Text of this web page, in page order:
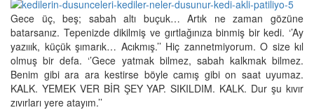
Gece üç, beş; sabah altı buçuk… Artık ne zaman gözüne
batarsanız. Tepenizde dikilmiş ve gırtlağınıza binmiş bir kedi. ‘’Ay
yazııık, küçük şımarık… Acıkmış.’’ Hiç zannetmiyorum. O size kıl
olmuş bir defa. ‘’Gece yatmak bilmez, sabah kalkmak bilmez.
Benim gibi ara ara kestirse böyle camış gibi on saat uyumaz.
KALK. YEMEK VER BİR ŞEY YAP. SIKILDIM. KALK. Dur şu kıvır
zıvırları yere atayım.’’